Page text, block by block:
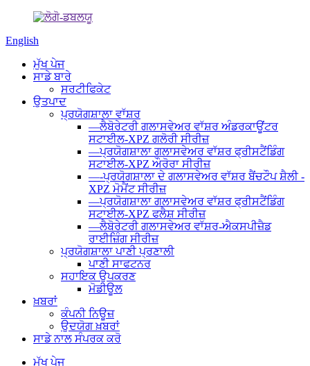
English
ਮੁੱਖ ਪੇਜ
ਸਾਡੇ ਬਾਰੇ
ਸਰਟੀਫਿਕੇਟ
ਉਤਪਾਦ
ਪ੍ਰਯੋਗਸ਼ਾਲਾ ਵਾੱਸ਼ਰ
—ਲੈਬੋਰੇਟਰੀ ਗਲਾਸਵੇਅਰ ਵਾੱਸ਼ਰ ਅੰਡਰਕਾਊਂਟਰ
ਸਟਾਈਲ-XPZ ਗਲੋਰੀ ਸੀਰੀਜ਼
—ਪ੍ਰਯੋਗਸ਼ਾਲਾ ਗਲਾਸਵੇਅਰ ਵਾੱਸ਼ਰ ਫ੍ਰੀਸਟੈਂਡਿੰਗ
ਸਟਾਈਲ-XPZ ਔਰੋਰਾ ਸੀਰੀਜ਼
—-ਪ੍ਰਯੋਗਸ਼ਾਲਾ ਦੇ ਗਲਾਸਵੇਅਰ ਵਾੱਸ਼ਰ ਬੈਂਚਟੌਪ ਸ਼ੈਲੀ -
XPZ ਮੋਮੈਂਟ ਸੀਰੀਜ਼
—ਪ੍ਰਯੋਗਸ਼ਾਲਾ ਗਲਾਸਵੇਅਰ ਵਾੱਸ਼ਰ ਫ੍ਰੀਸਟੈਂਡਿੰਗ
ਸਟਾਈਲ-XPZ ਫਲੈਸ਼ ਸੀਰੀਜ਼
—ਲੈਬੋਰੇਟਰੀ ਗਲਾਸਵੇਅਰ ਵਾੱਸ਼ਰ-ਐਕਸਪੀਜ਼ੈਡ
ਰਾਈਜ਼ਿੰਗ ਸੀਰੀਜ਼
ਪ੍ਰਯੋਗਸ਼ਾਲਾ ਪਾਣੀ ਪ੍ਰਣਾਲੀ
ਪਾਣੀ ਸਾਫਟਨਰ
ਸਹਾਇਕ ਉਪਕਰਣ
ਮੋਡੀਊਲ
ਖ਼ਬਰਾਂ
ਕੰਪਨੀ ਨਿਊਜ਼
ਉਦਯੋਗ ਖ਼ਬਰਾਂ
ਸਾਡੇ ਨਾਲ ਸੰਪਰਕ ਕਰੋ
ਮੁੱਖ ਪੇਜ